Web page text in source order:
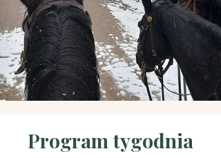
Program tygodnia